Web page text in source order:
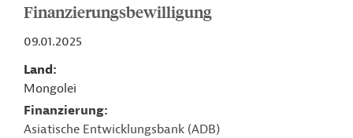
Finanzierungsbewilligung
09.01.2025
Land
Mongolei
Finanzierung
Asiatische Entwicklungsbank (ADB)